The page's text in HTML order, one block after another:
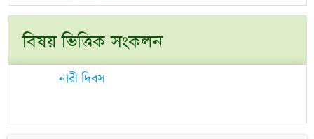
বিষয় ভিত্তিক সংকলন
নারী দিবস